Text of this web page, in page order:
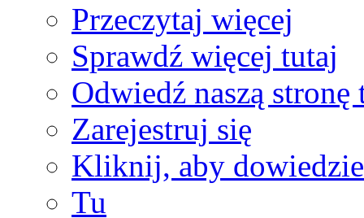
Przeczytaj więcej
Sprawdź więcej tutaj
Odwiedź naszą stronę
Zarejestruj się
Kliknij, aby
Tu